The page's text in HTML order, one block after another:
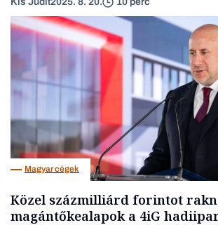
Magyar cégek
Közel százmilliárd forintot
magántőkealapok a 4iG